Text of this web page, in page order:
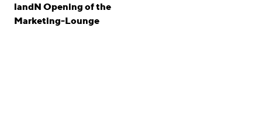
landN Opening of the
Marketing-Lounge